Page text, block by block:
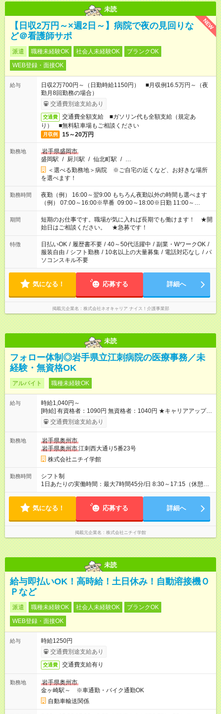
未読
NEW
【日収2万円～×週2日～】病院で夜の見回りな
ど＠看護師サポ
派遣 職種未経験OK 社会人未経験OK
ブランクOK
WEB登録・面接OK
給与
日収2万700円～（日勤時給1150円） ■月収例16.5万円～（夜
勤月8回勤務の場合）
交通費別途支給あり
交通費
交通費全額支給 ■ガソリン代も全額支給（規定あ
り） ■無料駐車場もご相談ください
月収例 15～20万円
勤務地
岩手県盛岡市
盛岡駅 / 厨川駅 / 仙北町駅 / …
＜選べる勤務地＞病院 ※ご自宅の近くなど、お好きな場所
を選べます！
勤務時間
夜勤（例） 16:00～翌9:00 もちろん夜勤以外の時間も選べます
（例） 07:00～16:00※早番 09:00～18:00※日勤 11:00～
20:00※遅番 ※時間は、固定・選べる施設もあるので、ご希望が
あれば調整できます！ ※シフト制。勤務地により実働時間が異
なります。★家庭の都合でお休みが必要な場合も遠慮なくご相談
ください。
期間
短期のお仕事です。職場が気に入れば長期でも働けます！ ★開
始日はご相談ください。 ★急募です！
特徴 日払いOK / 履歴書不要 / 40～50代活躍中 / 副業・WワークOK /
服装自由 / シフト勤務 / 10名以上の大量募集 / 電話対応なし / パ
ソコンスキル不要
気になる！ 応募する 詳細へ
掲載元企業名 株式会社ネオキャリア ナイス！介護事業部
未読
フォロー体制◎岩手県立江刺病院の医療事務／未
経験・無資格OK
アルバイト 職種未経験OK
給与
時給1,040円～
[時給] 有資格者：1090円 無資格者：1040円 ★キャリアアップ制
度あり 進級により給与がアップします！ 【試用期間】試用期間
あり 試用期間の長さ：3ヶ月 雇用形態、給与は本採用時と同じ
交通費別途支給あり
勤務地
岩手県奥州市
岩手県奥州市江刺西大通り5番23号
株式会社ニチイ学館
勤務時間
シフト制
1日あたりの実働時間：最大7時間45分/日 8:30～17:15（休憩60
分） 8:30～13:30（休憩なし） ※上記時間帯でのシフト制 ※勤
気になる！ 応募する 詳細へ
掲載元企業名 株式会社ニチイ学館
未読
給与即払いOK！高時給！土日休み！自動溶接機Ｏ
Ｐなど
派遣 職種未経験OK 社会人未経験OK
ブランクOK
WEB登録・面接OK
給与
時給1250円
交通費別途支給あり
交通費 交通費支給有り
勤務地
岩手県奥州市
金ヶ崎駅～ ※車通勤・バイク通勤OK
自動車輸送関係